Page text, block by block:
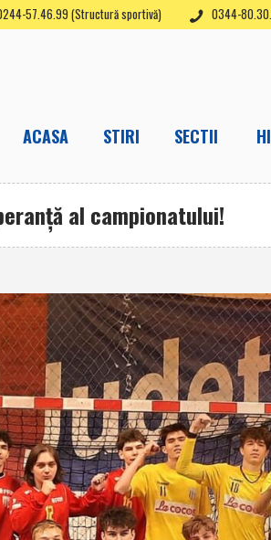
57.46.99 (Structură sportivă) 0344-
ACASA STIRI SECTII
al campionatului!